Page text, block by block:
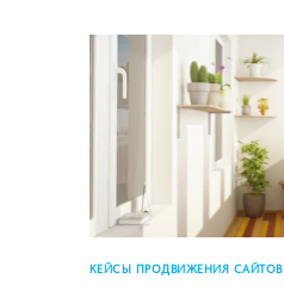
КЕЙСЫ ПРОДВИЖЕНИЯ САЙТОВ